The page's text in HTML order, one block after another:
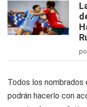
Todos los nombrados
podrán hacerlo con